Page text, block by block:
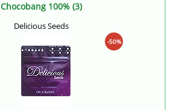
Chocobang 100% (3)
Delicious Seeds
-50%